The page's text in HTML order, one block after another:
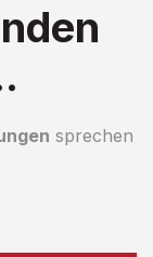
sprechen